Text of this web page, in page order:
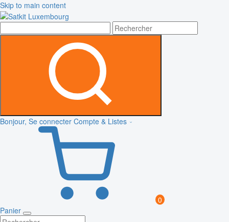
Skip to main content
Bonjour, Se connecter Compte & Listes
0
Panier